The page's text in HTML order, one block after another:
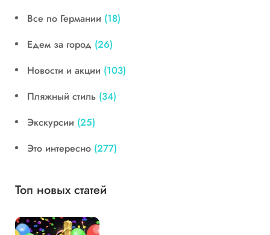
Все по Германии (18)
Едем за город (26)
Новости и акции (103)
Пляжный стиль (34)
Экскурсии (25)
Это интересно (277)
Топ новых статей